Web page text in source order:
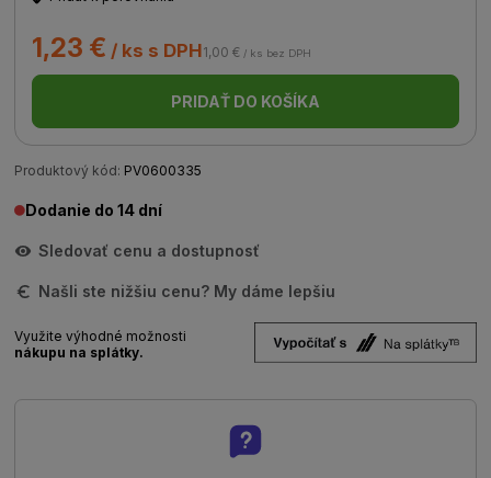
1,23 € / ks s DPH1,00 € / ks bez DPH
PRIDAŤ DO KOŠÍKA
Produktový kód: PV0600335
Dodanie do 14 dní
Sledovať cenu a dostupnosť
Našli ste nižšiu cenu? My dáme lepšiu
Využite výhodné možnosti
nákupu na splátky.